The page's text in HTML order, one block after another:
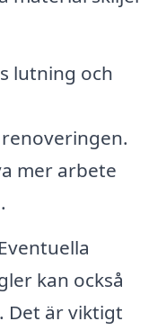
lutning och
mer arbete
Eventuella
kan också
Det är viktigt